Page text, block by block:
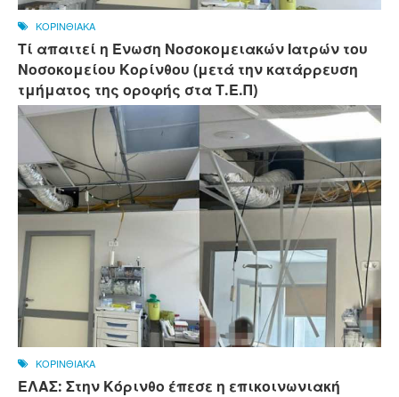
ΚΟΡΙΝΘΙΑΚΑ
Τί απαιτεί η Ένωση Νοσοκομειακών Ιατρών του
Νοσοκομείου Κορίνθου (μετά την κατάρρευση
τμήματος της οροφής στα Τ.Ε.Π)
ΚΟΡΙΝΘΙΑΚΑ
ΕΛΑΣ: Στην Κόρινθο έπεσε η επικοινωνιακή